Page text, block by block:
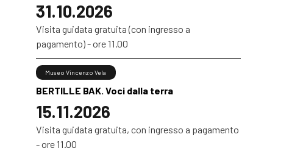
31.10.2026
Visita guidata gratuita (con ingresso a
pagamento) - ore 11.00
BERTILLE BAK. Voci dalla terra
15.11.2026
Museo Vincenzo Vela
Visita guidata gratuita, con ingresso a pagamento
- ore 11.00